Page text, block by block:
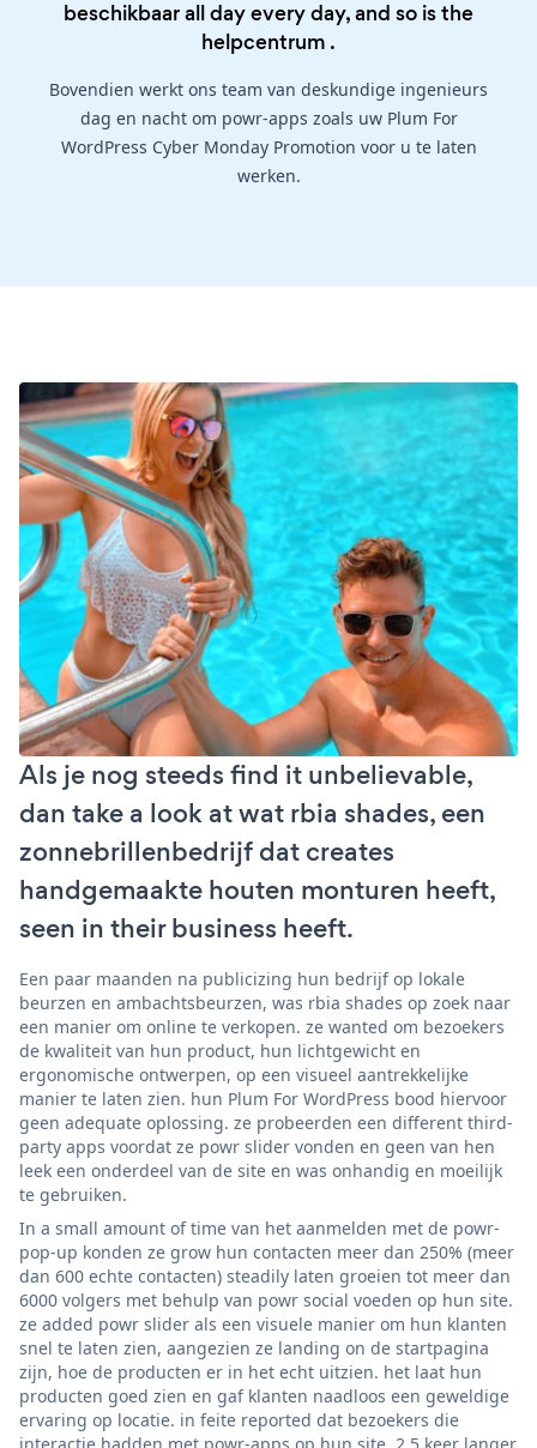
beschikbaar all day every day, and so is the
helpcentrum .
Bovendien werkt ons team van deskundige ingenieurs
dag en nacht om powr-apps zoals uw Plum For
WordPress Cyber Monday Promotion voor u te laten
werken.
Als je nog steeds find it unbelievable,
dan take a look at wat rbia shades, een
zonnebrillenbedrijf dat creates
handgemaakte houten monturen heeft,
seen in their business heeft.
Een paar maanden na publicizing hun bedrijf op lokale
beurzen en ambachtsbeurzen, was rbia shades op zoek naar
een manier om online te verkopen. ze wanted om bezoekers
de kwaliteit van hun product, hun lichtgewicht en
ergonomische ontwerpen, op een visueel aantrekkelijke
manier te laten zien. hun Plum For WordPress bood hiervoor
geen adequate oplossing. ze probeerden een different third-
party apps voordat ze powr slider vonden en geen van hen
leek een onderdeel van de site en was onhandig en moeilijk
te gebruiken.
In a small amount of time van het aanmelden met de powr-
pop-up konden ze grow hun contacten meer dan 250% (meer
dan 600 echte contacten) steadily laten groeien tot meer dan
6000 volgers met behulp van powr social voeden op hun site.
ze added powr slider als een visuele manier om hun klanten
snel te laten zien, aangezien ze landing on de startpagina
zijn, hoe de producten er in het echt uitzien. het laat hun
producten goed zien en gaf klanten naadloos een geweldige
ervaring op locatie. in feite reported dat bezoekers die